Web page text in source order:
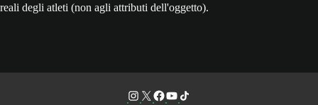
reali degli atleti (non agli attributi dell'oggetto).